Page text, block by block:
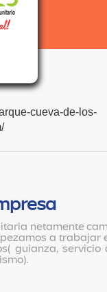
cueva-de-los-
netamente
a trabajar
guianza,